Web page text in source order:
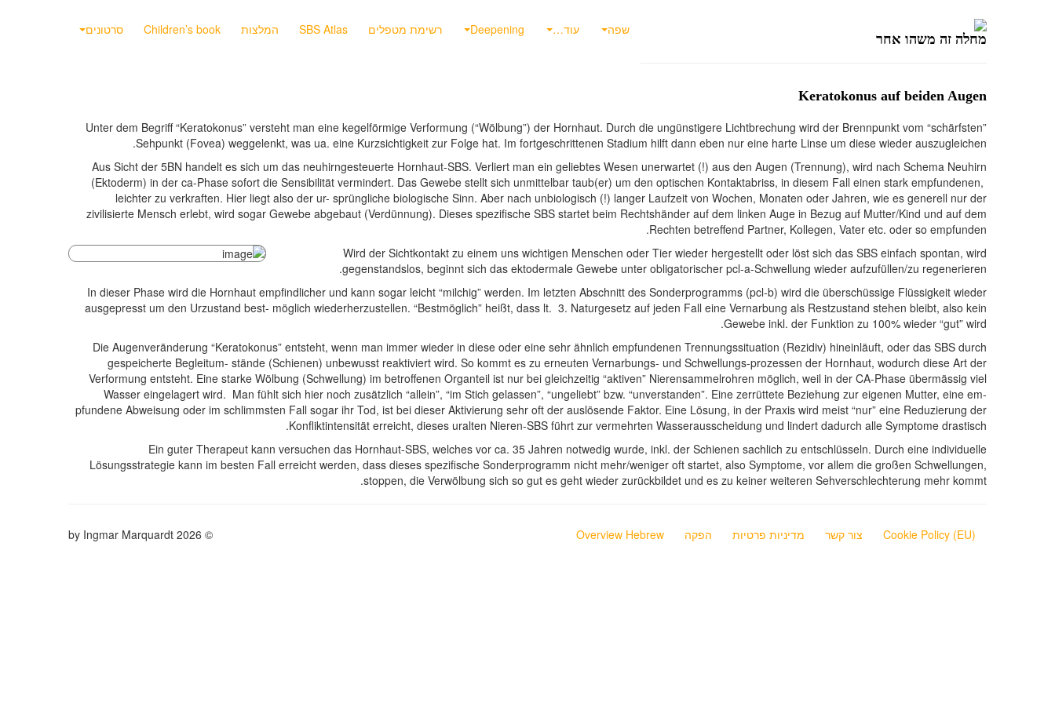
סרטונים Children’s book המלצות SBS Atlas רשימת מטפלים Deepening עוד… שפה
מחלה זה משהו אחר
Keratokonus auf beiden Augen
Unter dem Begriff “Keratokonus” versteht man eine kegelförmige Verformung (“Wölbung”) der Hornhaut. Durch die ungünstigere Lichtbrechung wird der Brennpunkt vom “schärfsten”
Sehpunkt (Fovea) weggelenkt, was ua. eine Kurzsichtigkeit zur Folge hat. Im fortgeschrittenen Stadium hilft dann eben nur eine harte Linse um diese wieder auszugleichen.
Aus Sicht der 5BN handelt es sich um das neuhirngesteuerte Hornhaut-SBS. Verliert man ein geliebtes Wesen unerwartet (!) aus den Augen (Trennung), wird nach Schema Neuhirn
(Ektoderm) in der ca-Phase sofort die Sensibilität vermindert. Das Gewebe stellt sich unmittelbar taub(er) um den optischen Kontaktabriss, in diesem Fall einen stark empfundenen,
leichter zu verkraften. Hier liegt also der ur- sprüngliche biologische Sinn. Aber nach unbiologisch (!) langer Laufzeit von Wochen, Monaten oder Jahren, wie es generell nur der
zivilisierte Mensch erlebt, wird sogar Gewebe abgebaut (Verdünnung). Dieses spezifische SBS startet beim Rechtshänder auf dem linken Auge in Bezug auf Mutter/Kind und auf dem
Rechten betreffend Partner, Kollegen, Vater etc. oder so empfunden.
Wird der Sichtkontakt zu einem uns wichtigen Menschen oder Tier wieder hergestellt oder löst sich das SBS einfach spontan, wird
gegenstandslos, beginnt sich das ektodermale Gewebe unter obligatorischer pcl-a-Schwellung wieder aufzufüllen/zu regenerieren.
In dieser Phase wird die Hornhaut empfindlicher und kann sogar leicht “milchig” werden. Im letzten Abschnitt des Sonderprogramms (pcl-b) wird die überschüssige Flüssigkeit wieder
ausgepresst um den Urzustand best- möglich wiederherzustellen. “Bestmöglich” heißt, dass lt. 3. Naturgesetz auf jeden Fall eine Vernarbung als Restzustand stehen bleibt, also kein
Gewebe inkl. der Funktion zu 100% wieder “gut” wird.
Die Augenveränderung “Keratokonus” entsteht, wenn man immer wieder in diese oder eine sehr ähnlich empfundenen Trennungssituation (Rezidiv) hineinläuft, oder das SBS durch
gespeicherte Begleitum- stände (Schienen) unbewusst reaktiviert wird. So kommt es zu erneuten Vernarbungs- und Schwellungs-prozessen der Hornhaut, wodurch diese Art der
Verformung entsteht. Eine starke Wölbung (Schwellung) im betroffenen Organteil ist nur bei gleichzeitig “aktiven” Nierensammelrohren möglich, weil in der CA-Phase übermässig viel
Wasser eingelagert wird. Man fühlt sich hier noch zusätzlich “allein”, “im Stich gelassen”, “ungeliebt” bzw. “unverstanden”. Eine zerrüttete Beziehung zur eigenen Mutter, eine em-
pfundene Abweisung oder im schlimmsten Fall sogar ihr Tod, ist bei dieser Aktivierung sehr oft der auslösende Faktor. Eine Lösung, in der Praxis wird meist “nur” eine Reduzierung der
Konfliktintensität erreicht, dieses uralten Nieren-SBS führt zur vermehrten Wasserausscheidung und lindert dadurch alle Symptome drastisch.
Ein guter Therapeut kann versuchen das Hornhaut-SBS, welches vor ca. 35 Jahren notwedig wurde, inkl. der Schienen sachlich zu entschlüsseln. Durch eine individuelle
Lösungsstrategie kann im besten Fall erreicht werden, dass dieses spezifische Sonderprogramm nicht mehr/weniger oft startet, also Symptome, vor allem die großen Schwellungen,
stoppen, die Verwölbung sich so gut es geht wieder zurückbildet und es zu keiner weiteren Sehverschlechterung mehr kommt.
© 2026 by Ingmar Marquardt Overview Hebrew הפקה מדיניות פרטיות צור קשר Cookie Policy (EU)